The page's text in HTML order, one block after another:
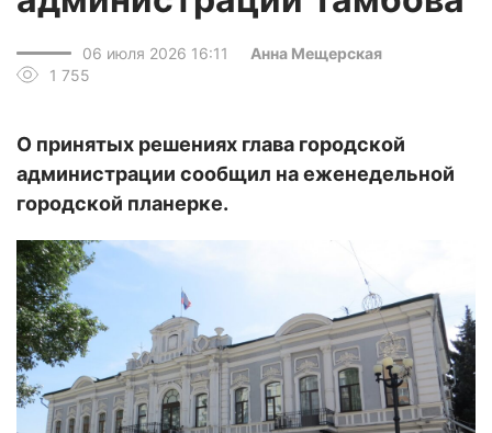
06 июля 2026 16:11
Анна Мещерская
1 755
О принятых решениях глава городской
администрации сообщил на еженедельной
городской планерке.